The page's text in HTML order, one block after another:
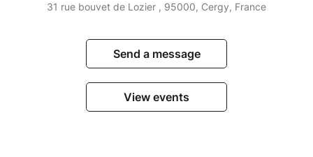
31 rue bouvet de Lozier , 95000, Cergy, France
Send a message
View events